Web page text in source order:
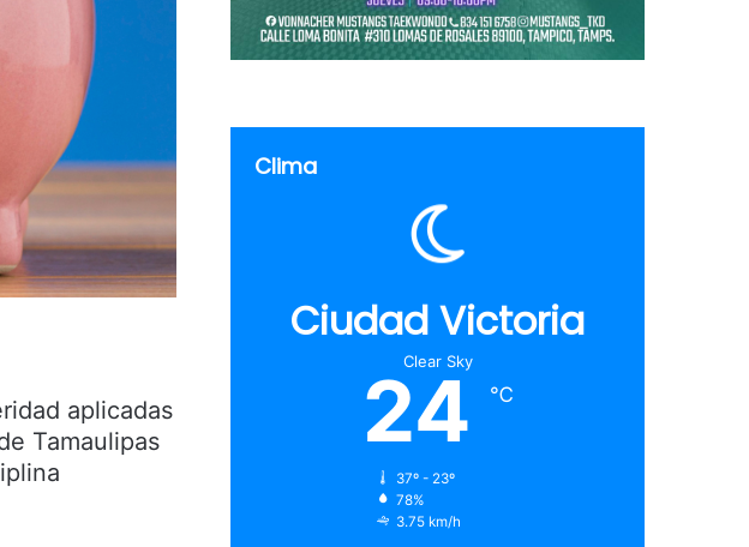
aplicadas
Tamaulipas
Clima
Ciudad Victoria
Clear Sky
24 ℃
37º - 23º
78%
3.75 km/h